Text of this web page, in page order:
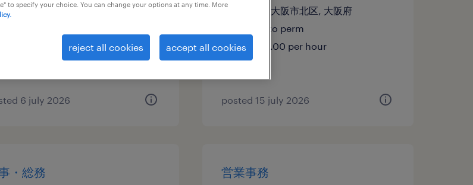
大阪府大阪市北区, 大阪府
¥1500.00 per hour
6 july 2026
大阪府大阪市北区, 大阪府
temp to perm
¥1600.00 per hour
posted 15 july 2026
・総務 営業事務
to specify your choice. You can change your options at any time. More
reject all cookies accept all cookies